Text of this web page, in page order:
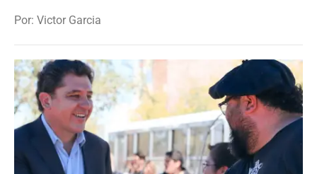
Por: Victor Garcia